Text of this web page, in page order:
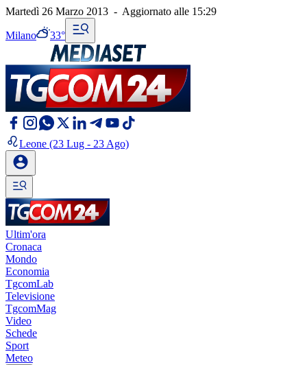
Martedì 26 Marzo 2013 - Aggiornato alle 15:29
Milano 33°
Leone (23 Lug - 23 Ago)
Ultim'ora
Cronaca
Mondo
Economia
TgcomLab
Televisione
TgcomMag
Video
Schede
Sport
Meteo